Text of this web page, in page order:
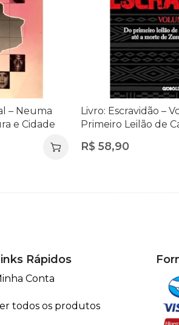
– Neuma
e Cidade
Livro: Escravidão –
Primeiro Leilão de
Laurentino Gomes
R$ 58,90
Rápidos
Conta
todos os produtos